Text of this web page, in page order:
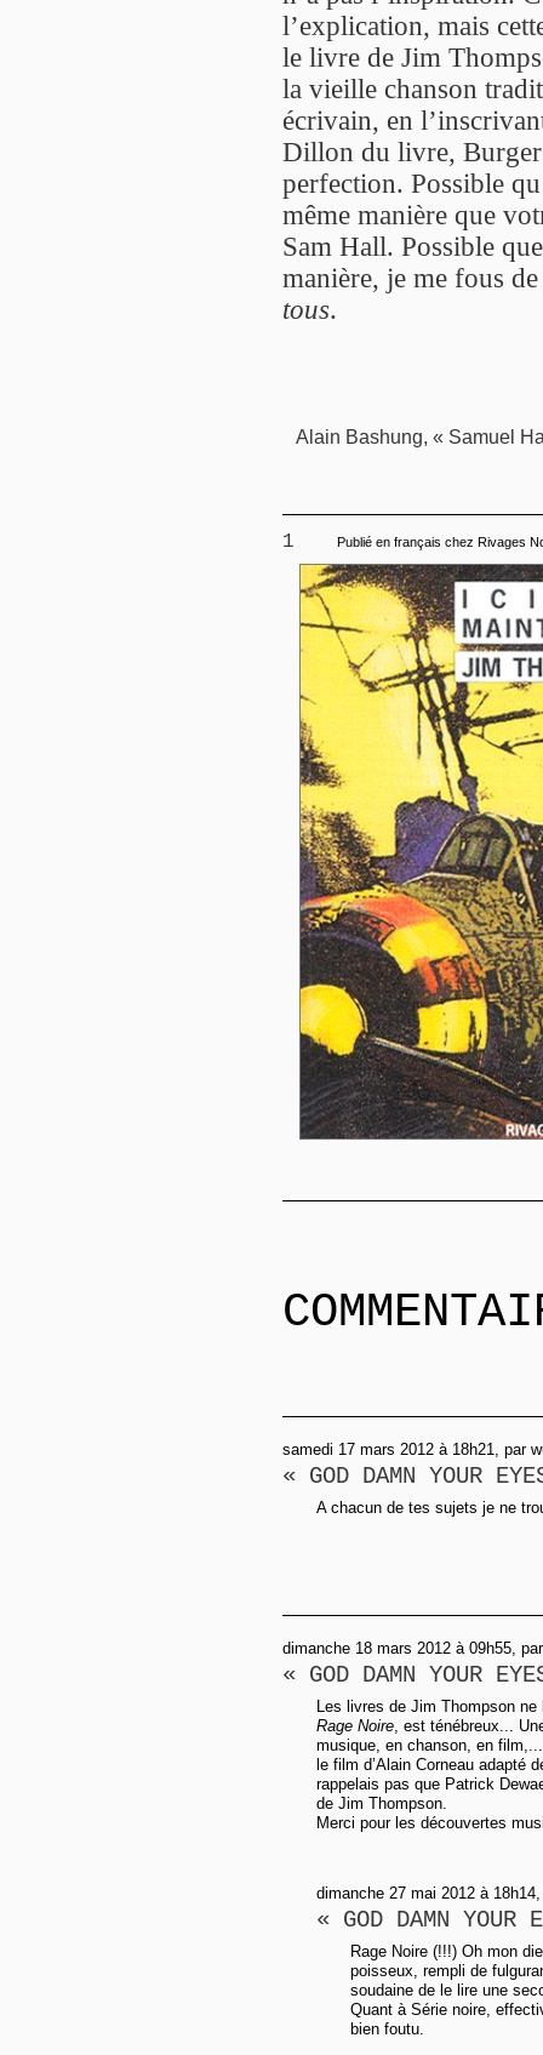
l’explication, mais
le livre de Jim
la vieille chanson
écrivain, en
Dillon du livre, Burger
perfection. Possible
même manière que
Sam Hall. Possible
manière, je me fous
tous.
Alain Bashung, « Samuel
1 Publié en français chez Rivages
samedi 17 mars 2012 à 18h21, par
« GOD DAMN YOUR
A chacun de tes sujets je ne
dimanche 18 mars 2012 à 09h55,
« GOD DAMN YOUR
Les livres de Jim Thompson ne
Rage Noire , est ténébreux...
musique, en chanson, en
le film d’Alain Corneau adapté
rappelais pas que Patrick
de Jim Thompson.
Merci pour les découvertes
dimanche 27 mai 2012 à
« GOD DAMN YOUR
Rage Noire (!!!) Oh mon
poisseux, rempli de
soudaine de le lire une
Quant à Série noire,
bien foutu.